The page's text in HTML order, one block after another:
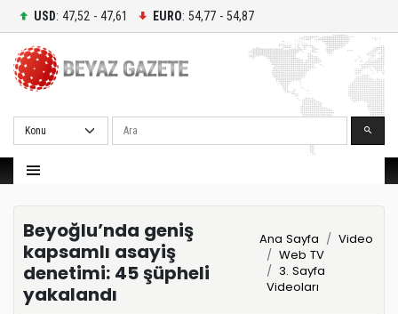
USD: 47,52 - 47,61 EURO: 54,77 - 54,87
Ara
Beyoğlu’nda geniş
kapsamlı asayiş
denetimi: 45 şüpheli
yakalandı
Ana Sayfa
Video
Web TV
3. Sayfa
Videoları